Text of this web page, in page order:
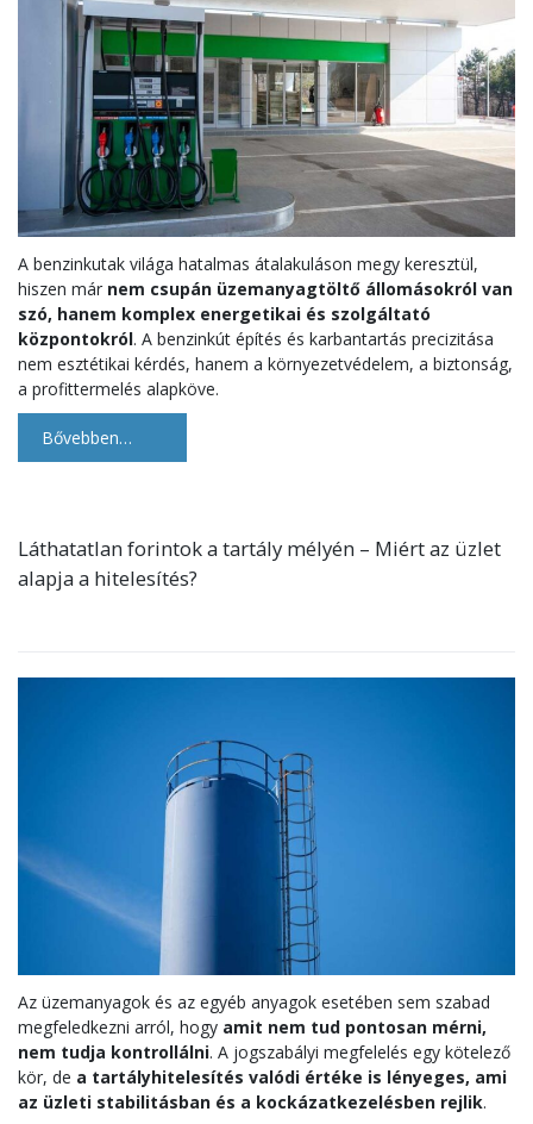
A benzinkutak világa hatalmas átalakuláson megy keresztül,
hiszen már nem csupán üzemanyagtöltő állomásokról van
szó, hanem komplex energetikai és szolgáltató
központokról. A benzinkút építés és karbantartás precizitása
nem esztétikai kérdés, hanem a környezetvédelem, a biztonság,
a profittermelés alapköve.
Bővebben…
Láthatatlan forintok a tartály mélyén – Miért az üzlet
alapja a hitelesítés?
Az üzemanyagok és az egyéb anyagok esetében sem szabad
megfeledkezni arról, hogy amit nem tud pontosan mérni,
nem tudja kontrollálni. A jogszabályi megfelelés egy kötelező
kör, de a tartályhitelesítés valódi értéke is lényeges, ami
az üzleti stabilitásban és a kockázatkezelésben rejlik.